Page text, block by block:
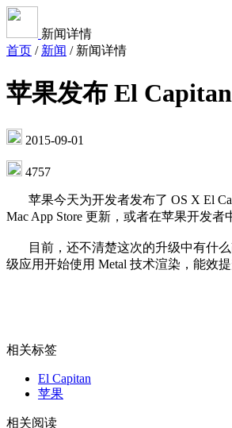
新闻详情
首页 / 新闻 / 新闻详情
苹果发布 El
2015-09-01
4757
苹果今天为开发者发布了 OS X El
Mac App Store 更新，或者在苹果开发
目前，还不清楚这次的升级中有什么
级应用开始使用 Metal 技术渲染，能效
相关标签
El Capitan
苹果
相关阅读